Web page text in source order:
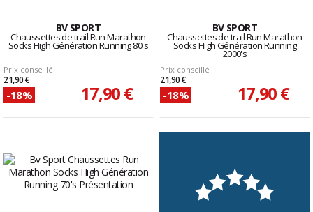
BV SPORT
Chaussettes de trail Run Marathon
Socks High Génération Running 80's
Prix conseillé
21,90 €
-18% 17,90 €
BV SPORT
Chaussettes de trail Run Marathon
Socks High Génération Running
2000's
Prix conseillé
21,90 €
-18% 17,90 €